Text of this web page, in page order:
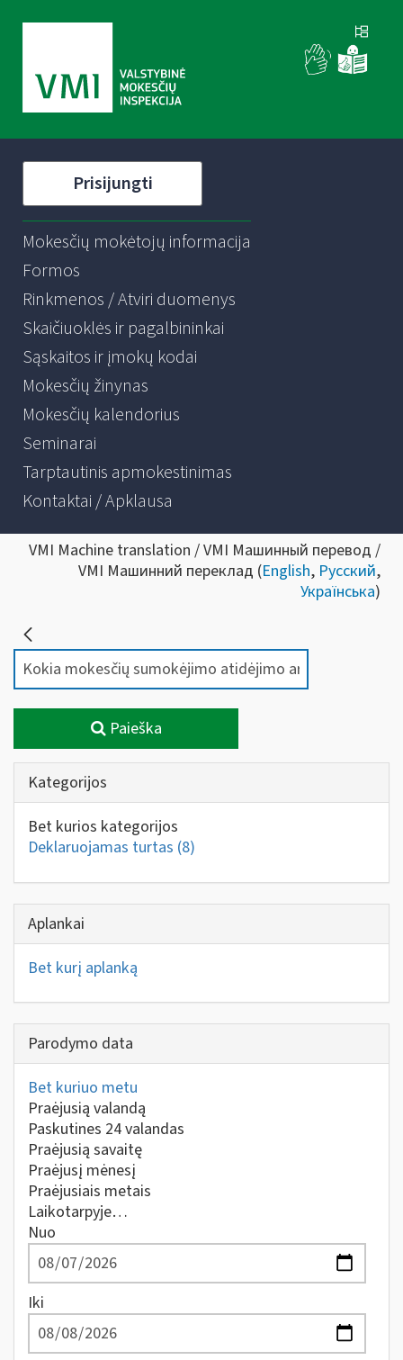
Prisijungti
Mokesčių mokėtojų informacija
Formos
Rinkmenos / Atviri duomenys
Skaičiuoklės ir pagalbininkai
Sąskaitos ir įmokų kodai
Mokesčių žinynas
Mokesčių kalendorius
Seminarai
Tarptautinis apmokestinimas
Kontaktai / Apklausa
VMI Machine translation / VMI Машинный перевод /
VMI Машинний переклад (English, Русский,
Українська)
Paieška
Kategorijos
Bet kurios kategorijos
Deklaruojamas turtas (8)
Aplankai
Bet kurį aplanką
Parodymo data
Bet kuriuo metu
Praėjusią valandą
Paskutines 24 valandas
Praėjusią savaitę
Praėjusį mėnesį
Praėjusiais metais
Laikotarpyje…
Nuo
Iki